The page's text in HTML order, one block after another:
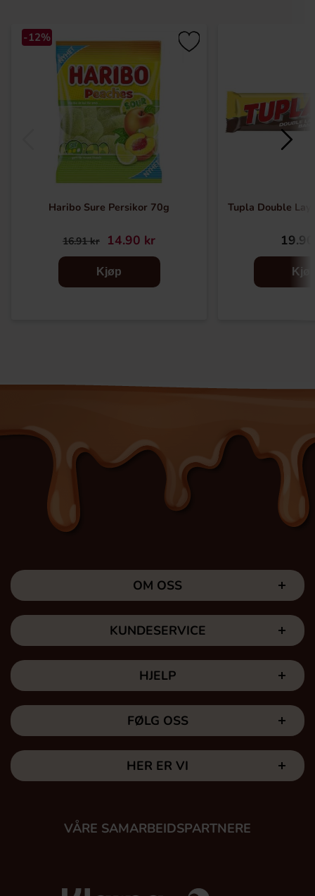
-12%
Haribo Sure Persikor 70g
16.91 kr 14.90 kr
Kjøp
Tupla Double
OM OSS
KUNDESERVICE
HJELP
FØLG OSS
HER ER VI
VÅRE SAMARBEIDSPARTNERE